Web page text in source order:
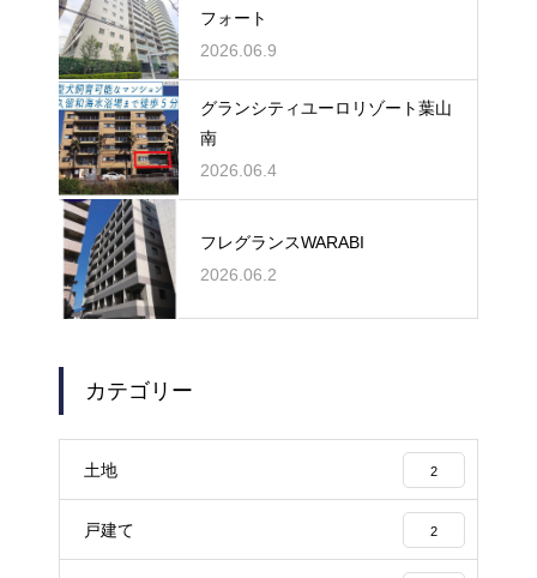
フォート
2026.06.9
グランシティユーロリゾート葉山
南
2026.06.4
フレグランスWARABI
2026.06.2
カテゴリー
土地 2
戸建て 2